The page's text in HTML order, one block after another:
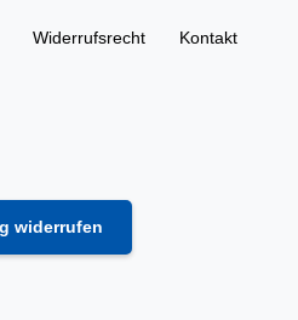
Widerrufs­recht Kontakt
widerrufen